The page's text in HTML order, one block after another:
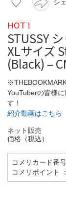
シ
HOT !
STUSSY
XLサイズ
(Black) –
YouTuberの皆様
す！
紹介動画はこちら
ネット販売
価格（税込）
コメリカード番
コメリポイント ：